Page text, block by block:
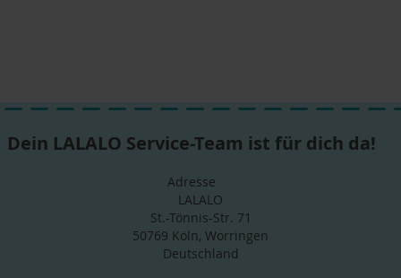
Dein LALALO Service-Team ist für dich da!
Adresse
LALALO
St.-Tönnis-Str. 71
50769 Köln, Worringen
Deutschland